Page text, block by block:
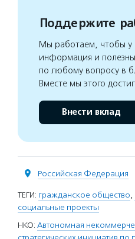
Поддержите
Мы работаем, чтобы у
информация и
по любому вопросу в
Вместе мы этого
Внести вклад
Российская Федерация
ТЕГИ: гражданское общество,
социальные проекты
НКО: Автономная